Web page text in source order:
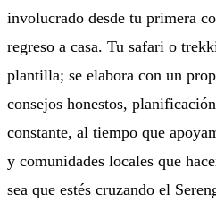
involucrado desde tu primera
regreso a casa. Tu safari o
plantilla; se elabora con un
consejos honestos,
constante, al tiempo que
y comunidades locales que
sea que estés cruzando el